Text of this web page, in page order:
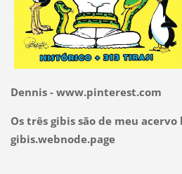
Dennis - www.pinterest.com
Os três gibis são de meu
gibis.webnode.page